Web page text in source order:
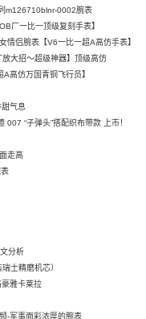
m126710blnr-0002腕表
厂一比一顶级复刻手表】
侣腕表【V6一比一超A高仿手表】
大招～超级神器】顶级高仿
高仿万国青铜飞行员】
气息
“子弹头”搭配织布带款 上市！
走高
分析
士精磨机芯）
雅卡莱拉
-军事面彩浓厚的腕表